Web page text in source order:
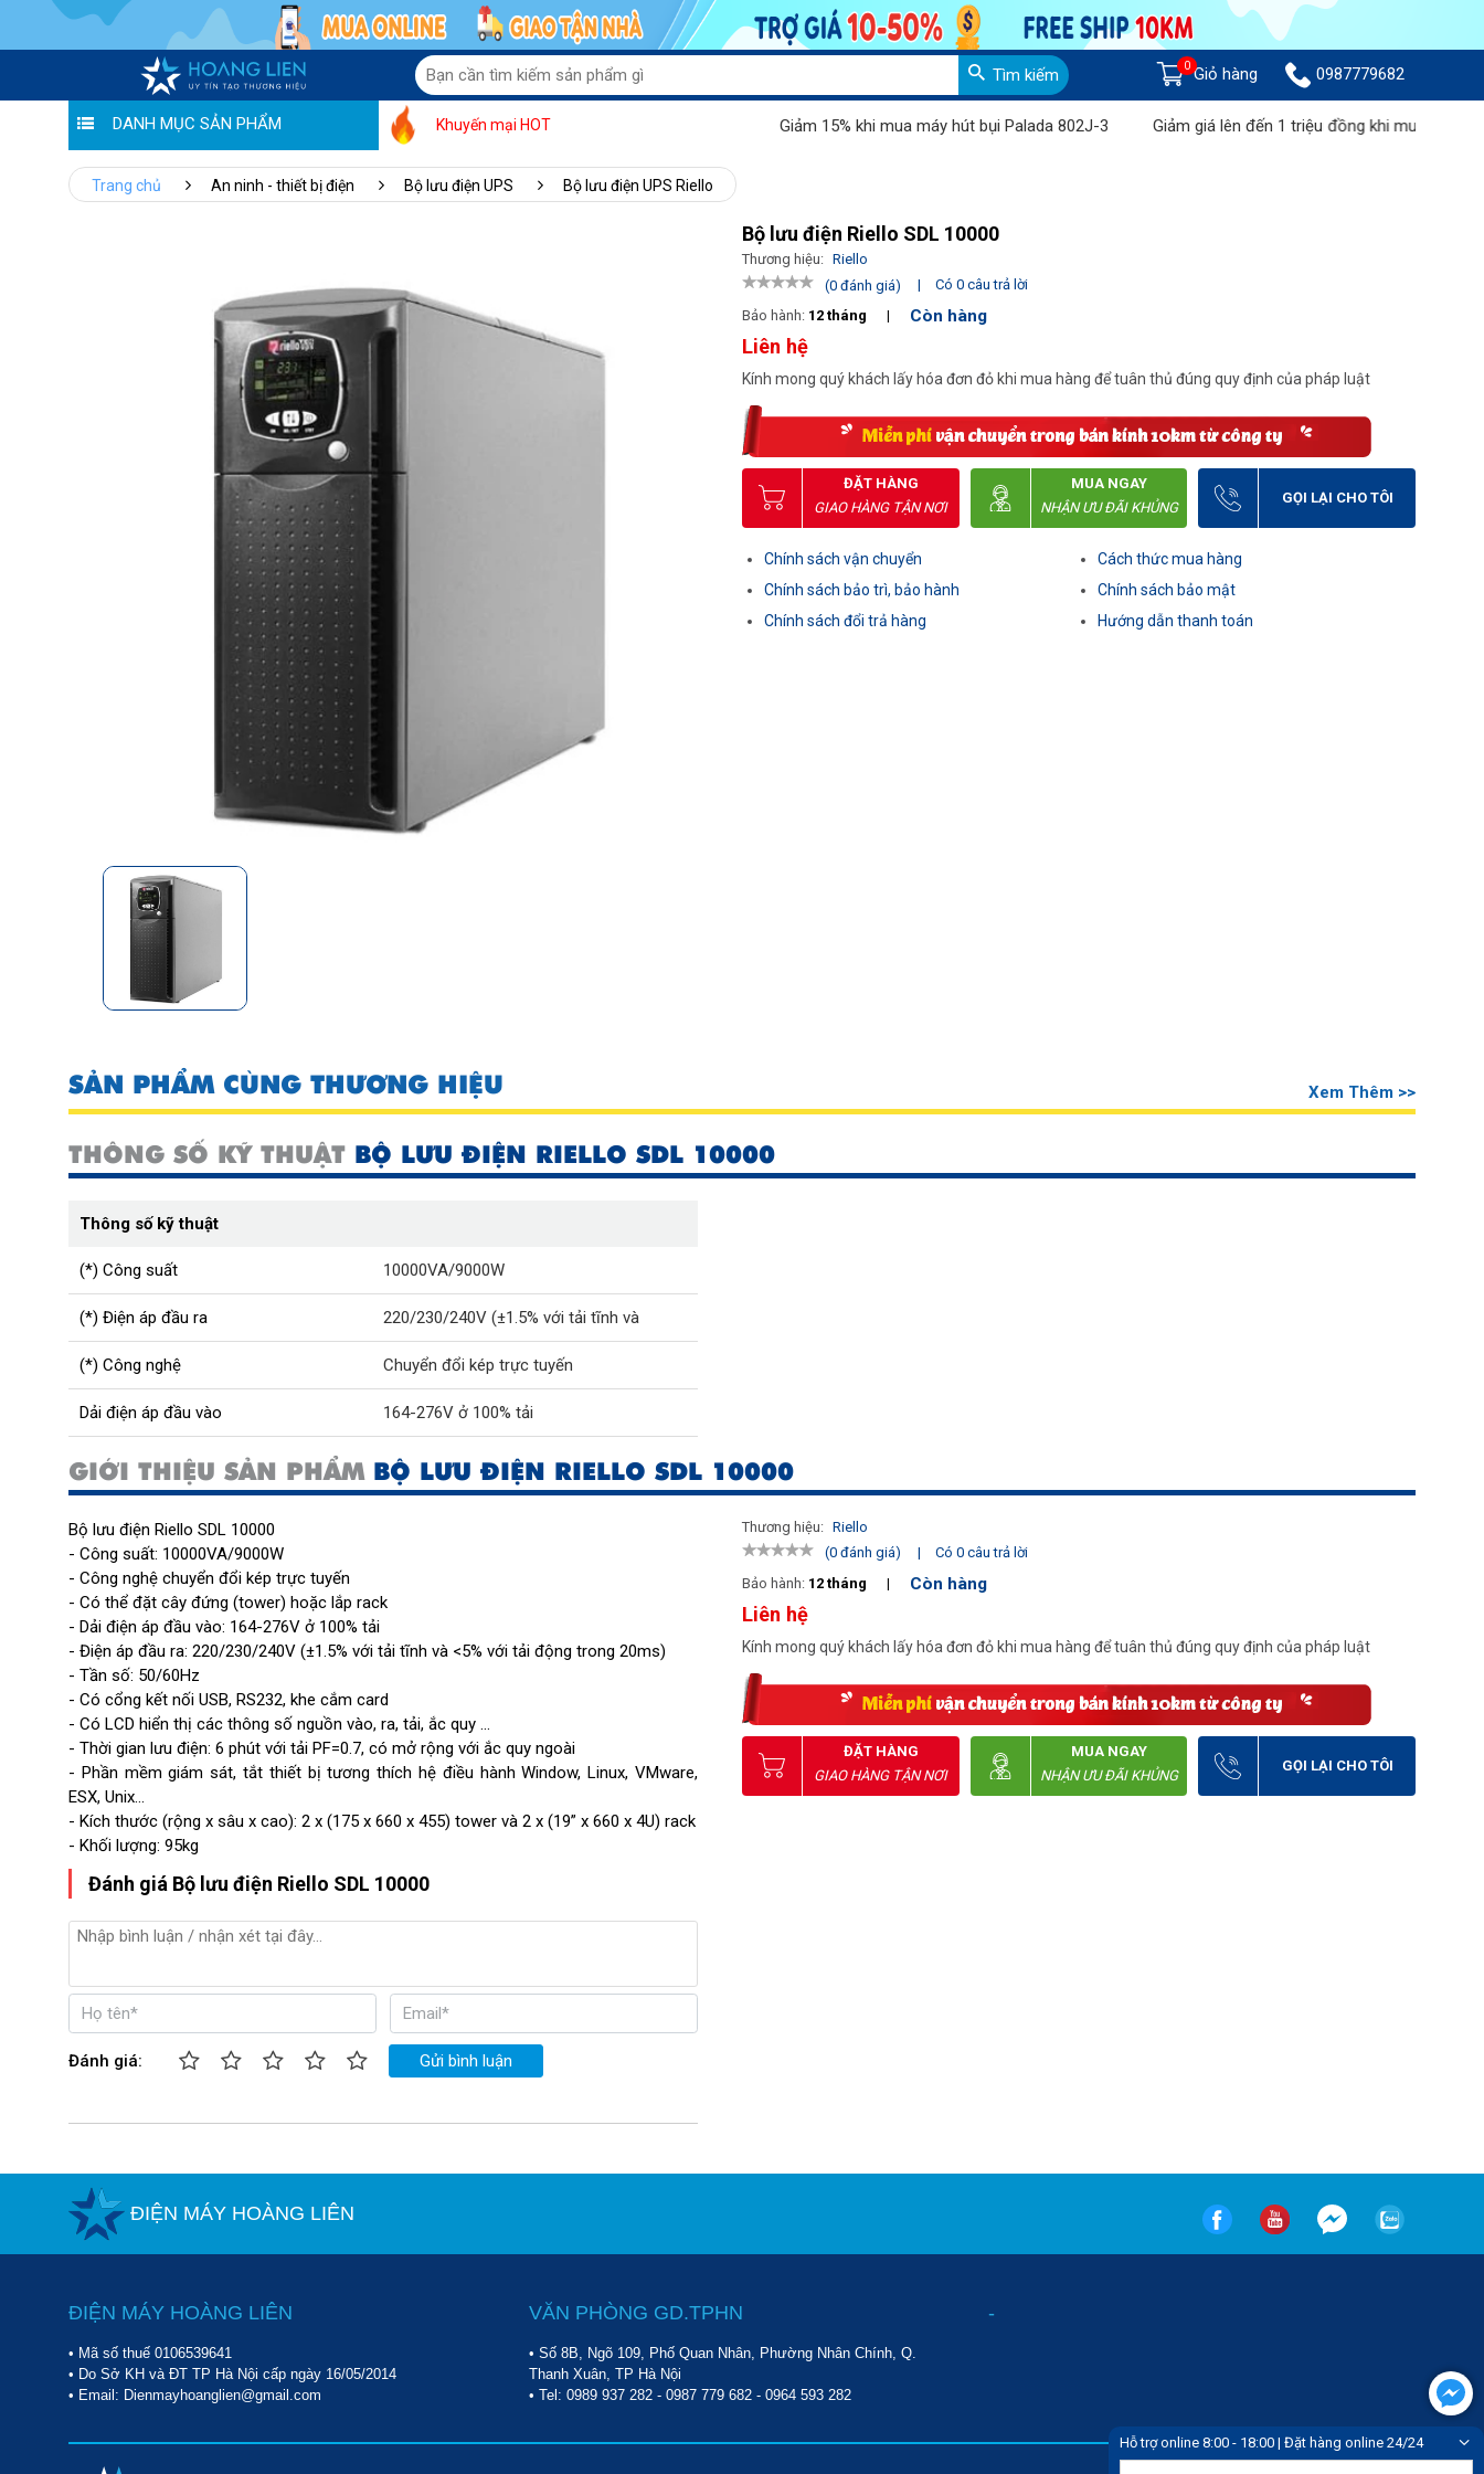
Tìm kiếm 0 Giỏ hàng 0987779682
DANH MỤC SẢN PHẨM Khuyến mại HOT Giảm 15% khi mua máy hút bụi Palada 802J-3 Giảm giá lên đến 1 triệu đồng khi mua Máy chà
Trang chủ An ninh - thiết bị điện Bộ lưu điện UPS Bộ lưu điện UPS Riello
Bộ lưu điện Riello SDL 10000
Thương hiệu: Riello
(0 đánh giá)
|
Có 0 câu trả lời
Bảo hành: 12 tháng | Còn hàng
Liên hệ
Kính mong quý khách lấy hóa đơn đỏ khi mua hàng để tuân thủ đúng quy định của pháp luật
ĐẶT HÀNG
GIAO HÀNG TẬN NƠI
MUA NGAY
NHẬN ƯU ĐÃI KHỦNG
GỌI LẠI CHO TÔI
Chính sách vận chuyển
Chính sách bảo trì, bảo hành
Chính sách đổi trả hàng
Cách thức mua hàng
Chính sách bảo mật
Hướng dẫn thanh toán
SẢN PHẨM CÙNG THƯƠNG HIỆU Xem Thêm >>
THÔNG SỐ KỸ THUẬT BỘ LƯU ĐIỆN RIELLO SDL 10000
Thông số kỹ thuật
(*) Công suất 10000VA/9000W
(*) Điện áp đầu ra 220/230/240V (±1.5% với tải tĩnh và
(*) Công nghệ Chuyển đổi kép trực tuyến
Dải điện áp đầu vào 164-276V ở 100% tải
GIỚI THIỆU SẢN PHẨM BỘ LƯU ĐIỆN RIELLO SDL 10000
Bộ lưu điện Riello SDL 10000
- Công suất: 10000VA/9000W
- Công nghệ chuyển đổi kép trực tuyến
- Có thể đặt cây đứng (tower) hoặc lắp rack
- Dải điện áp đầu vào: 164-276V ở 100% tải
- Điện áp đầu ra: 220/230/240V (±1.5% với tải tĩnh và <5% với tải động trong 20ms)
- Tần số: 50/60Hz
- Có cổng kết nối USB, RS232, khe cắm card
- Có LCD hiển thị các thông số nguồn vào, ra, tải, ắc quy ...
- Thời gian lưu điện: 6 phút với tải PF=0.7, có mở rộng với ắc quy ngoài
- Phần mềm giám sát, tắt thiết bị tương thích hệ điều hành Window, Linux, VMware,
ESX, Unix...
- Kích thước (rộng x sâu x cao): 2 x (175 x 660 x 455) tower và 2 x (19” x 660 x 4U) rack
- Khối lượng: 95kg
Đánh giá Bộ lưu điện Riello SDL 10000
Đánh giá: Gửi bình luận
Thương hiệu: Riello
(0 đánh giá)
|
Có 0 câu trả lời
Bảo hành: 12 tháng | Còn hàng
Liên hệ
Kính mong quý khách lấy hóa đơn đỏ khi mua hàng để tuân thủ đúng quy định của pháp luật
ĐẶT HÀNG
GIAO HÀNG TẬN NƠI
MUA NGAY
NHẬN ƯU ĐÃI KHỦNG
GỌI LẠI CHO TÔI
ĐIỆN MÁY HOÀNG LIÊN
ĐIỆN MÁY HOÀNG LIÊN
• Mã số thuế 0106539641
• Do Sở KH và ĐT TP Hà Nội cấp ngày 16/05/2014
• Email: Dienmayhoanglien@gmail.com
VĂN PHÒNG GD.TPHN
• Số 8B, Ngõ 109, Phố Quan Nhân, Phường Nhân Chính, Q.
Thanh Xuân, TP Hà Nội
• Tel: 0989 937 282- 0987 779 682- 0964 593 282
-
Hỗ trợ online 8:00 - 18:00 | Đặt hàng online 24/24